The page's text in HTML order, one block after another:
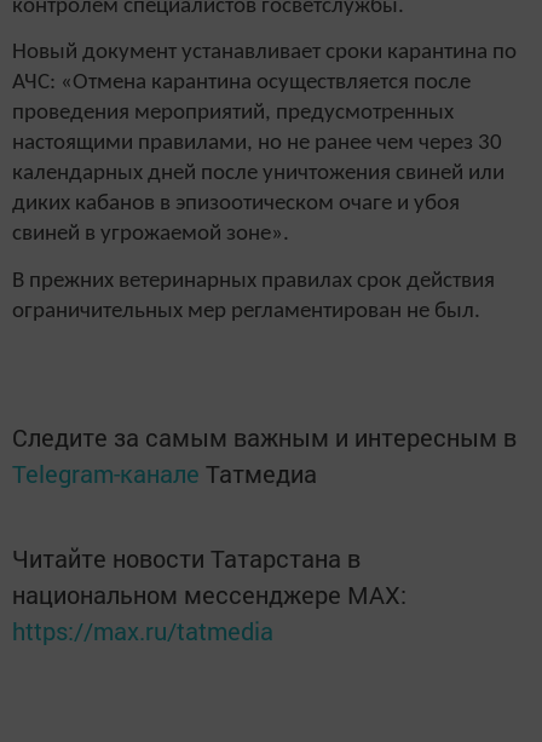
контролем специалистов госветслужбы.
Новый документ устанавливает сроки карантина по
АЧС: «Отмена карантина осуществляется после
проведения мероприятий, предусмотренных
настоящими правилами, но не ранее чем через 30
календарных дней после уничтожения свиней или
диких кабанов в эпизоотическом очаге и убоя
свиней в угрожаемой зоне».
В прежних ветеринарных правилах срок действия
ограничительных мер регламентирован не был.
Следите за самым важным и интересным в
Telegram-канале Татмедиа
Читайте новости Татарстана в
национальном мессенджере MАХ:
https://max.ru/tatmedia